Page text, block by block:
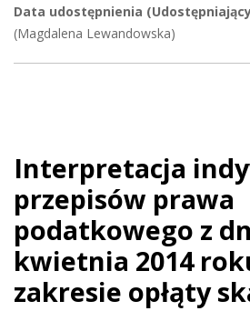
Data udostępnienia
(Magdalena Lewandowska)
Interpretacja
przepisów prawa
podatkowego z
kwietnia 2014
zakresie opłąty